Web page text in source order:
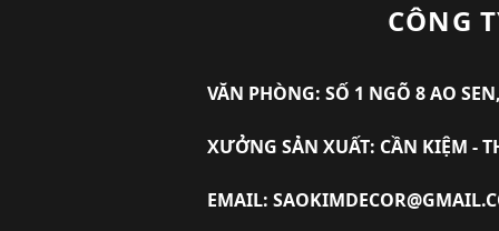
CÔNG
VĂN PHÒNG: SỐ 1 NGÕ 8 AO
XƯỞNG SẢN XUẤT: CẦN KIỆM -
EMAIL: